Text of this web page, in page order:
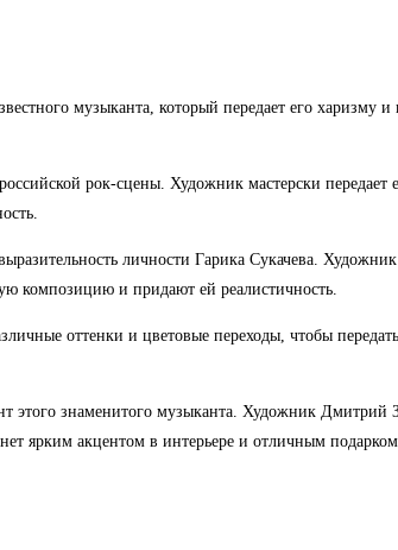
музыканта, который передает его харизму и
рок-сцены. Художник мастерски
личности Гарика Сукачева.
композицию и придают ей реалистичность.
оттенки и цветовые переходы, чтобы
этого знаменитого музыканта. Художник Дмитрий
ярким акцентом в интерьере и отличным